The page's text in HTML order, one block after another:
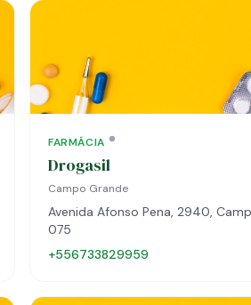
FARMÁCIA
Drogasil
Campo Grande
Avenida Afonso Pena, 2940,
075
+556733829959